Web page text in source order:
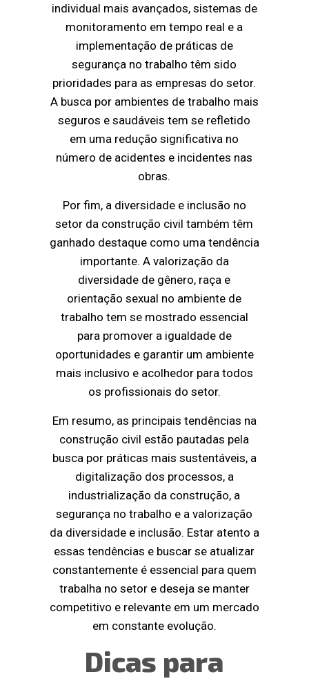
individual mais avançados, sistemas de
monitoramento em tempo real e a
implementação de práticas de
segurança no trabalho têm sido
prioridades para as empresas do setor.
A busca por ambientes de trabalho mais
seguros e saudáveis tem se refletido
em uma redução significativa no
número de acidentes e incidentes nas
obras.
Por fim, a diversidade e inclusão no
setor da construção civil também têm
ganhado destaque como uma tendência
importante. A valorização da
diversidade de gênero, raça e
orientação sexual no ambiente de
trabalho tem se mostrado essencial
para promover a igualdade de
oportunidades e garantir um ambiente
mais inclusivo e acolhedor para todos
os profissionais do setor.
Em resumo, as principais tendências na
construção civil estão pautadas pela
busca por práticas mais sustentáveis, a
digitalização dos processos, a
industrialização da construção, a
segurança no trabalho e a valorização
da diversidade e inclusão. Estar atento a
essas tendências e buscar se atualizar
constantemente é essencial para quem
trabalha no setor e deseja se manter
competitivo e relevante em um mercado
em constante evolução.
Dicas para